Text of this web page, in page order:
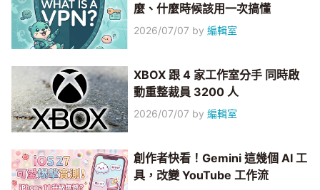
麼、什麼時候該用一次搞懂
2026/07/07 by編輯室
XBOX 跟 4 家工作室分手 同時啟
動重整裁員 3200 人
2026/07/07 by編輯室
創作者快看！Gemini 這幾個 AI 工
具，改變 YouTube 工作流